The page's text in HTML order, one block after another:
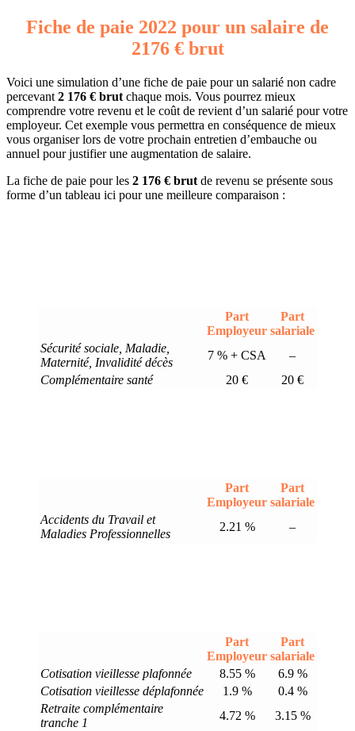
Fiche de paie 2022 pour un salaire de
2176 € brut
Voici une simulation d’une fiche de paie pour un salarié non cadre
percevant 2 176 € brut chaque mois. Vous pourrez mieux
comprendre votre revenu et le coût de revient d’un salarié pour votre
employeur. Cet exemple vous permettra en conséquence de mieux
vous organiser lors de votre prochain entretien d’embauche ou
annuel pour justifier une augmentation de salaire.
La fiche de paie pour les 2 176 € brut de revenu se présente sous
forme d’un tableau ici pour une meilleure comparaison :
Part
Employeur
Part
salariale
Sécurité sociale, Maladie,
Maternité, Invalidité décès
7 % + CSA
–
Complémentaire santé
20 € 20 €
Part
Employeur
Part
salariale
Accidents du Travail et
Maladies Professionnelles
2.21 % –
Part
Employeur
Part
salariale
Cotisation vieillesse plafonnée
8.55 %
6.9 %
Cotisation vieillesse déplafonnée
1.9 %
0.4 %
Retraite complémentaire
tranche 1
4.72 %
3.15 %